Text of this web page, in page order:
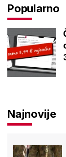
Popularno
Najnovije